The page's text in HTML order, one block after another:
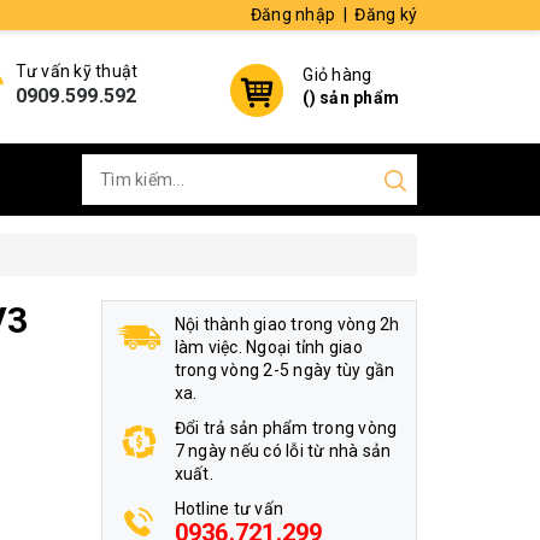
Đăng nhập Đăng ký
Tư vấn kỹ thuật
0909.599.592
Giỏ hàng
() sản phẩm
Nội thành giao trong vòng 2h
làm việc. Ngoại tỉnh giao
trong vòng 2-5 ngày tùy gần
xa.
Đổi trả sản phẩm trong vòng
7 ngày nếu có lỗi từ nhà sản
xuất.
Hotline tư vấn
0936.721.299